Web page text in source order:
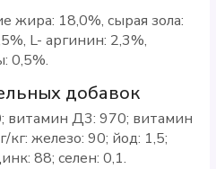
жира: 18,0%, сырая зола:
L- аргинин: 2,3%,
0,5%.
добавок
витамин Д3: 970; витамин
кг: железо: 90; йод: 1,5;
88; селен: 0,1.